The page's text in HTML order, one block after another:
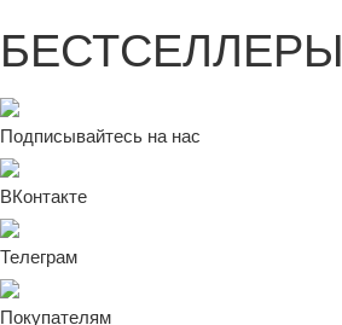
БЕСТСЕЛЛЕРЫ
Подписывайтесь на нас
ВКонтакте
Телеграм
Покупателям